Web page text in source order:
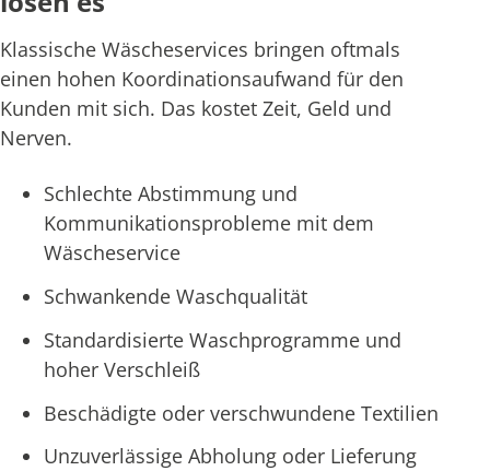
Klassische Wäscheservices bringen oftmals
einen hohen Koordinationsaufwand für den
Kunden mit sich. Das kostet Zeit, Geld und
Nerven.
Schlechte Abstimmung und
Kommunikationsprobleme mit dem
Wäscheservice
Schwankende Waschqualität
Standardisierte Waschprogramme und
hoher Verschleiß
Beschädigte oder verschwundene Textilien
Unzuverlässige Abholung oder Lieferung